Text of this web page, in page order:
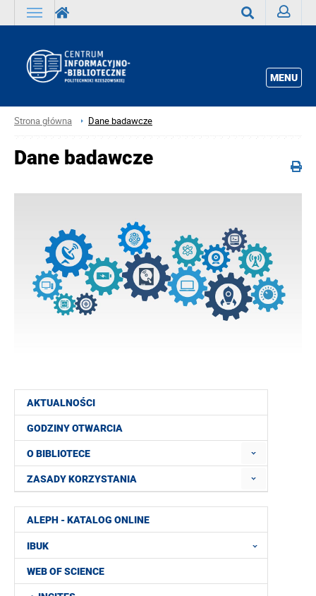
MENU
Strona główna Dane badawcze
AKTUALNOŚCI
GODZINY OTWARCIA
O BIBLIOTECE
ZASADY KORZYSTANIA
ALEPH - KATALOG ONLINE
IBUK
WEB OF SCIENCE
Dane badawcze